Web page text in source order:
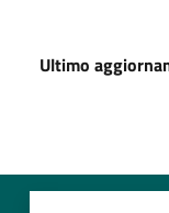
Ultimo